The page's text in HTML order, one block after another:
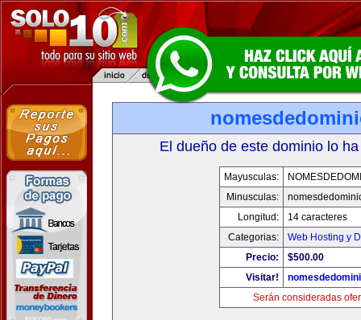
El dueño de este dominio lo
Mayusculas:
Minusculas:
Longitud:
14 caracteres
Categorias:
Web Hosting y
Precio:
$500.00
Visitar!
Serán consideradas